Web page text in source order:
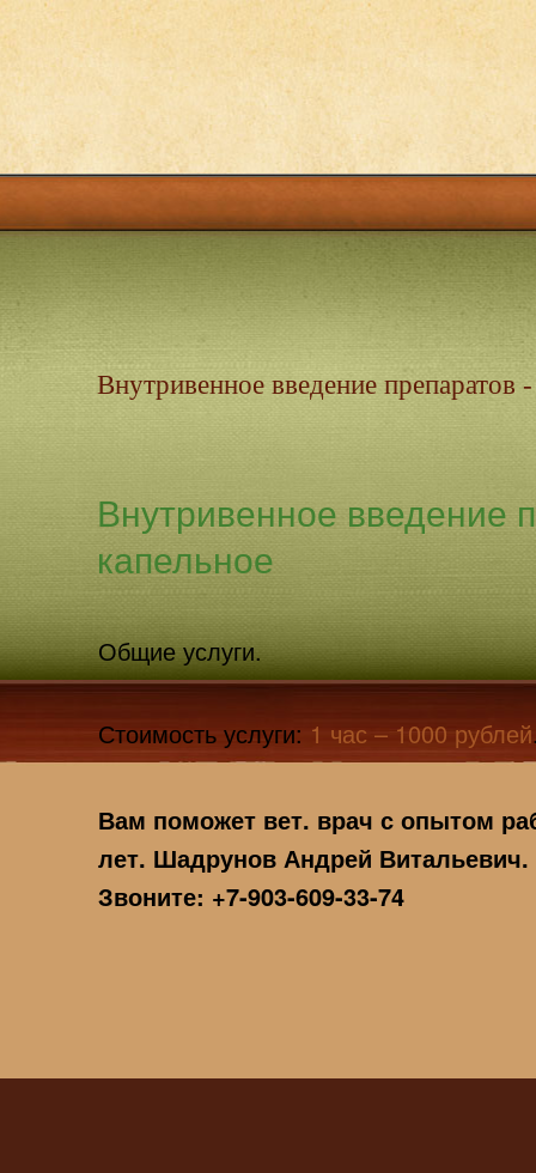
Внутривенное введение препаратов
Внутривенное введение
капельное
Общие услуги.
Стоимость услуги: 1 час – 1000 рублей
Вам поможет вет. врач с опытом
лет. Шадрунов Андрей Витальевич.
Звоните: +7-903-609-33-74